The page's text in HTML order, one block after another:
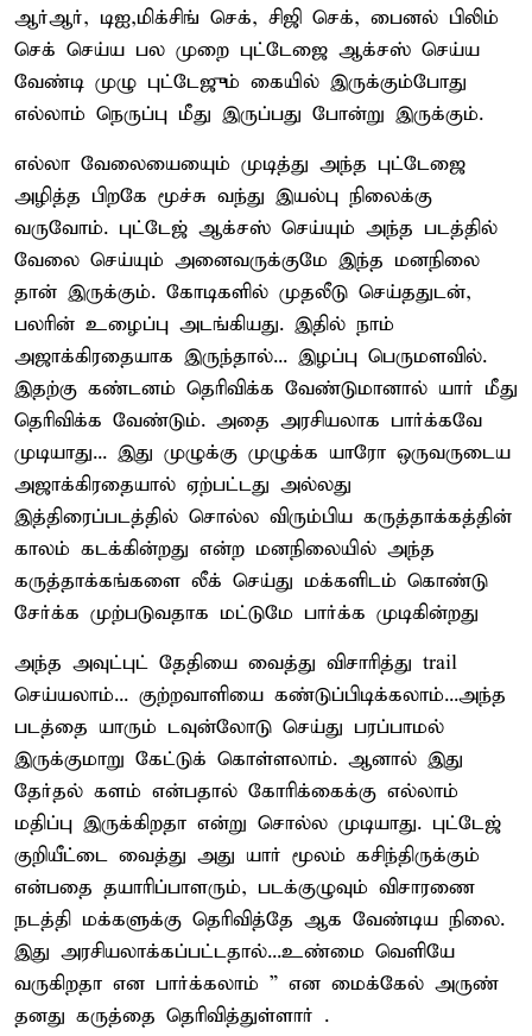
ஆர்ஆர், டிஐ,மிக்சிங் செக், சிஜி செக், பைனல் பிலிம்
செக் செய்ய பல முறை புட்டேஜை ஆக்சஸ் செய்ய
வேண்டி முழு புட்டேஜும் கையில் இருக்கும்போது
எல்லாம் நெருப்பு மீது இருப்பது போன்று இருக்கும்.
எல்லா வேலையையைும் முடித்து அந்த புட்டேஜை
அழித்த பிறகே மூச்சு வந்து இயல்பு நிலைக்கு
வருவோம். புட்டேஜ் ஆக்சஸ் செய்யும் அந்த படத்தில்
வேலை செய்யும் அனைவருக்குமே இந்த மனநிலை
தான் இருக்கும். கோடிகளில் முதலீடு செய்ததுடன்,
பலரின் உழைப்பு அடங்கியது. இதில் நாம்
அஜாக்கிரதையாக இருந்தால்... இழப்பு பெருமளவில்.
இதற்கு கண்டனம் தெரிவிக்க வேண்டுமானால் யார் மீது
தெரிவிக்க வேண்டும். அதை அரசியலாக பார்க்கவே
முடியாது... இது முழுக்கு முழுக்க யாரோ ஒருவருடைய
அஜாக்கிரதையால் ஏற்பட்டது அல்லது
இத்திரைப்படத்தில் சொல்ல விரும்பிய கருத்தாக்கத்தின்
காலம் கடக்கின்றது என்ற மனநிலையில் அந்த
கருத்தாக்கங்களை லீக் செய்து மக்களிடம் கொண்டு
சேர்க்க முற்படுவதாக மட்டுமே பார்க்க முடிகின்றது
அந்த அவுட்புட் தேதியை வைத்து விசாரித்து trail
செய்யலாம்... குற்றவாளியை கண்டுப்பிடிக்கலாம்...அந்த
படத்தை யாரும் டவுன்லோடு செய்து பரப்பாமல்
இருக்குமாறு கேட்டுக் கொள்ளலாம். ஆனால் இது
தேர்தல் களம் என்பதால் கோரிக்கைக்கு எல்லாம்
மதிப்பு இருக்கிறதா என்று சொல்ல முடியாது. புட்டேஜ்
குறியீட்டை வைத்து அது யார் மூலம் கசிந்திருக்கும்
என்பதை தயாரிப்பாளரும், படக்குழுவும் விசாரணை
நடத்தி மக்களுக்கு தெரிவித்தே ஆக வேண்டிய நிலை.
இது அரசியலாக்கப்பட்டதால்...உண்மை வெளியே
வருகிறதா என பார்க்கலாம் ” என மைக்கேல் அருண்
தனது கருத்தை தெரிவித்துள்ளார் .